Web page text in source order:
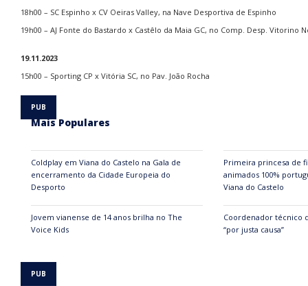
18h00 – SC Espinho x CV Oeiras Valley, na Nave Desportiva de Espinho
19h00 – AJ Fonte do Bastardo x Castêlo da Maia GC, no Comp. Desp. Vitorino
19.11.2023
15h00 – Sporting CP x Vitória SC, no Pav. João Rocha
Mais Populares
Coldplay em Viana do Castelo na Gala de
encerramento da Cidade Europeia do
Desporto
Primeira princesa de
animados 100%
Viana do Castelo
Jovem vianense de 14 anos brilha no The
Voice Kids
Coordenador técnico
“por justa causa”